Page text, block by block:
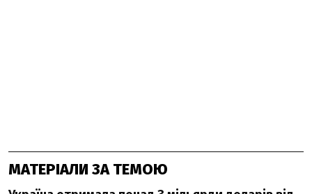
МАТЕРІАЛИ ЗА ТЕМОЮ